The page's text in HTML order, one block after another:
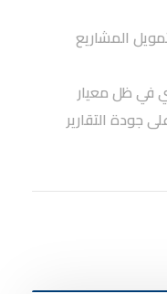
المشاريع
في ظل معيار
على جودة التقارير